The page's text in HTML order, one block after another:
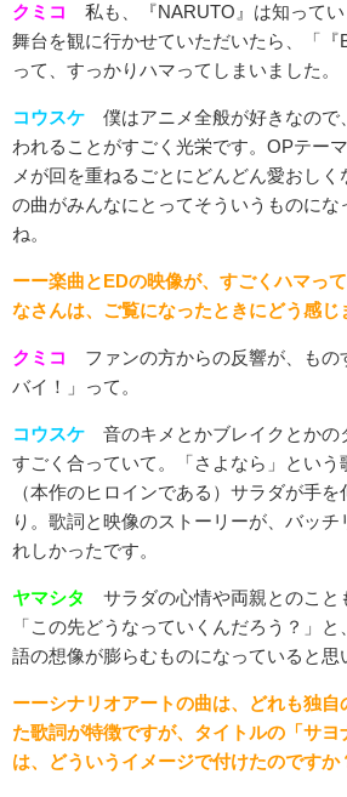
クミコ
私も、『NARUTO』は知ってい
舞台を観に行かせていただいたら、「『
って、すっかりハマってしまいました。
コウスケ 僕はアニメ全般が好きなので
われることがすごく光栄です。OPテー
メが回を重ねるごとにどんどん愛おし
の曲がみんなにとってそういうものにな
ね。
ーー楽曲とEDの映像が、すごくハマっ
なさんは、ご覧になったときにどう感じ
クミコ
ファンの方からの反響が、もの
バイ！」って。
コウスケ 音のキメとかブレイクとかの
すごく合っていて。「さよなら」という
（本作のヒロインである）サラダが手
り。歌詞と映像のストーリーが、バッチ
れしかったです。
ヤマシタ
サラダの心情や両親とのこと
「この先どうなっていくんだろう？」
語の想像が膨らむものになっていると思
ーーシナリオアートの曲は、どれも独自
た歌詞が特徴ですが、タイトルの「サヨ
は、どういうイメージで付けたのですか